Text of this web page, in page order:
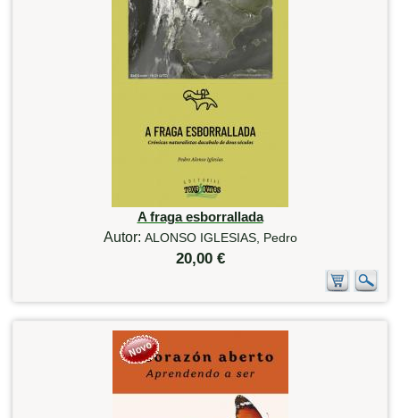
A fraga esborrallada
Autor: ALONSO IGLESIAS, Pedro
20,00 €